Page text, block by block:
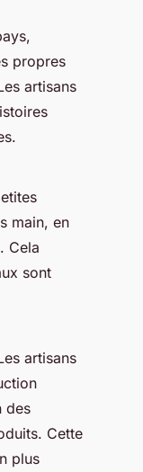
propres
artisans
main, en
Cela
sont
artisans
des
Cette
plus